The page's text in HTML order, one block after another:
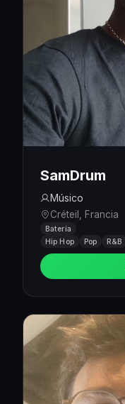
SamDrum
Músico
Créteil, Francia
Batería
Hip Hop
Pop R&B